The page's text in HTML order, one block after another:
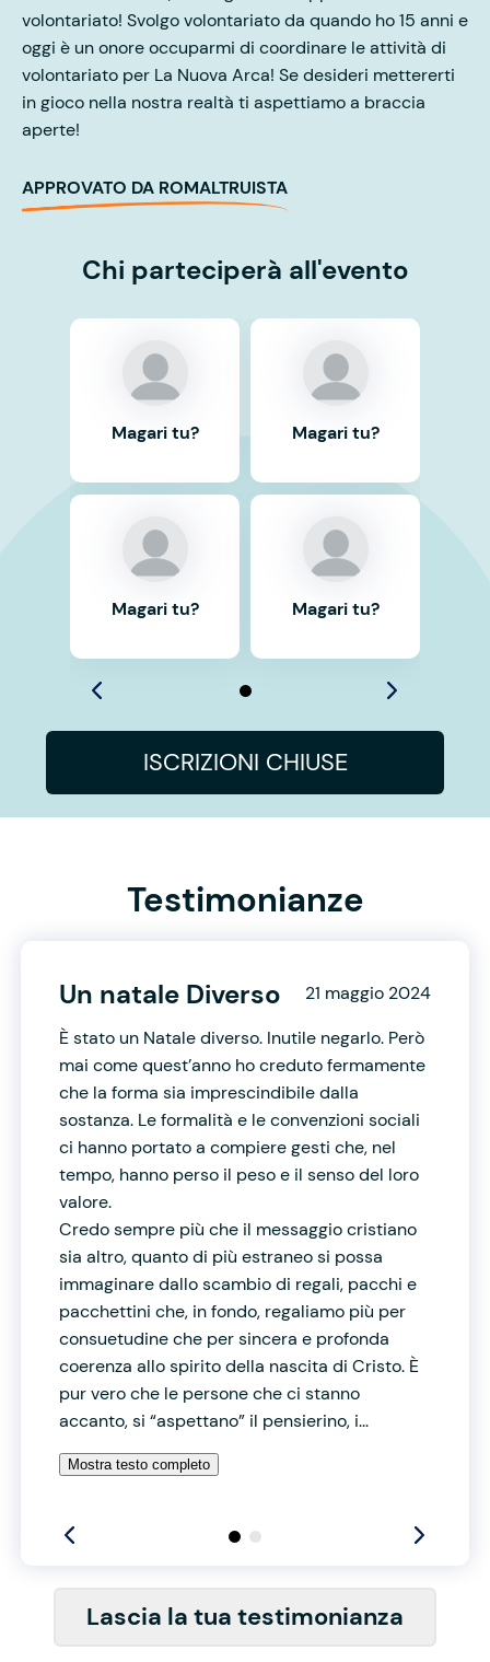
volontariato! Svolgo volontariato da quando ho 15 anni e
oggi è un onore occuparmi di coordinare le attività di
volontariato per La Nuova Arca! Se desideri mettererti
in gioco nella nostra realtà ti aspettiamo a braccia
aperte!
APPROVATO DA ROMALTRUISTA
Chi parteciperà all'evento
Magari tu?
Magari tu?
Magari tu?
Magari tu?
ISCRIZIONI CHIUSE
Testimonianze
Un natale Diverso
21 maggio 2024
È stato un Natale diverso. Inutile negarlo. Però
mai come quest’anno ho creduto fermamente
che la forma sia imprescindibile dalla
sostanza. Le formalità e le convenzioni sociali
ci hanno portato a compiere gesti che, nel
tempo, hanno perso il peso e il senso del loro
valore.
Credo sempre più che il messaggio cristiano
sia altro, quanto di più estraneo si possa
immaginare dallo scambio di regali, pacchi e
pacchettini che, in fondo, regaliamo più per
consuetudine che per sincera e profonda
coerenza allo spirito della nascita di Cristo. È
pur vero che le persone che ci stanno
accanto, si “aspettano” il pensierino, i...
Mostra testo completo
Lascia la tua testimonianza